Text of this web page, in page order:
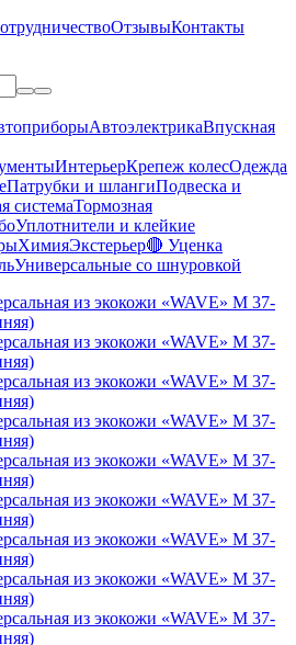
ОтзывыКонтакты
АвтоэлектрикаВпускная
ИнтерьерКрепеж колесОдежда
Патрубки и шлангиПодвеска и
системаТормозная
Уплотнители и клейкие
ХимияЭкстерьер🔴 Уценка
Универсальные со шнуровкой